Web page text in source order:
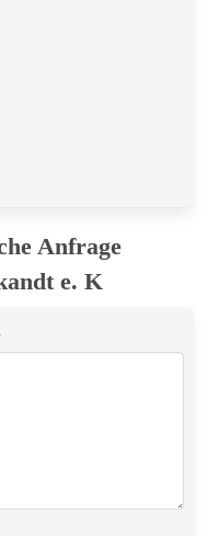
Anfrage
e. K